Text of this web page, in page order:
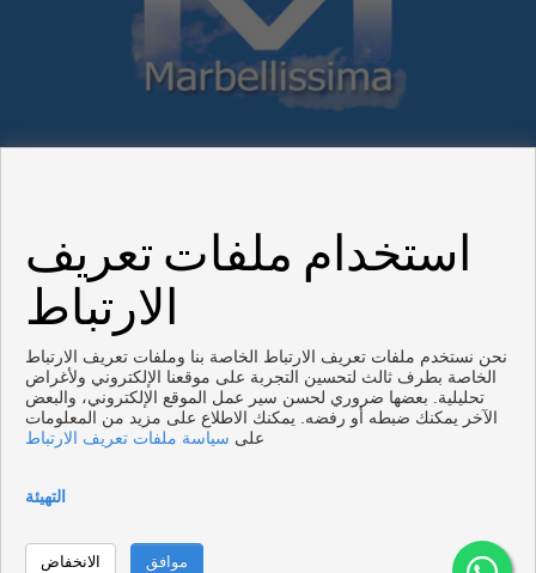
ماربيا الشقق و البيوت للبيع
تم تطويرها من قبل Inmoenter
policy
استخدام ملفات تعريف
الارتباط
نحن نستخدم ملفات تعريف الارتباط الخاصة بنا وملفات تعريف الارتباط
الخاصة بطرف ثالث لتحسين التجربة على موقعنا الإلكتروني ولأغراض
تحليلية. بعضها ضروري لحسن سير عمل الموقع الإلكتروني، والبعض
الآخر يمكنك ضبطه أو رفضه. يمكنك الاطلاع على مزيد من المعلومات
على سياسة ملفات تعريف الارتباط
التهيئة